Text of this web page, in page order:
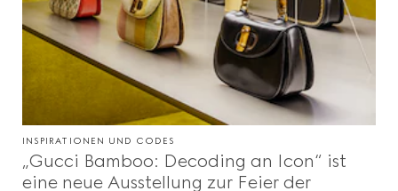
INSPIRATIONEN UND CODES
„Gucci Bamboo: Decoding an Icon“ ist
eine neue Ausstellung zur Feier der